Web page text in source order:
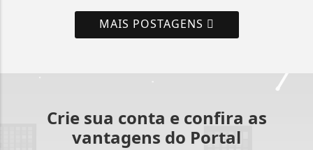
MAIS POSTAGENS
Crie sua conta e confira as
vantagens do Portal